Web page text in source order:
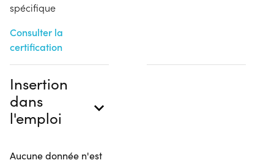
spécifique
Consulter la
certification
Insertion
dans
l'emploi
Aucune donnée n'est